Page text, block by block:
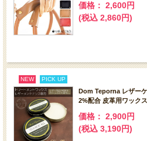
価格： 2,600円
(税込 2,860円)
NEW PICK UP
Dom Teporna レザー
2%配合 皮革用ワック
価格： 2,900円
(税込 3,190円)